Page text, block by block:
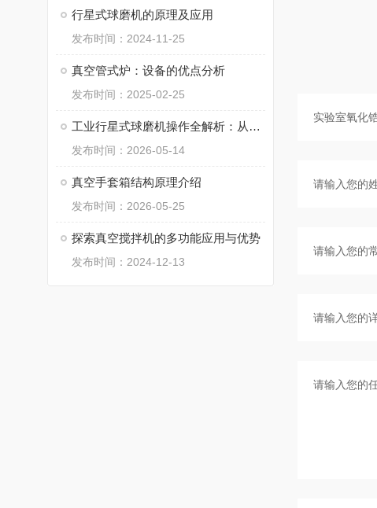
行星式球磨机的原理及应用
发布时间：2024-11-25
真空管式炉：设备的优点分析
发布时间：2025-02-25
工业行星式球磨机操作全解析：从启动到收尾，每一步都藏着关键
发布时间：2026-05-14
真空手套箱结构原理介绍
发布时间：2026-05-25
探索真空搅拌机的多功能应用与优势
发布时间：2024-12-13